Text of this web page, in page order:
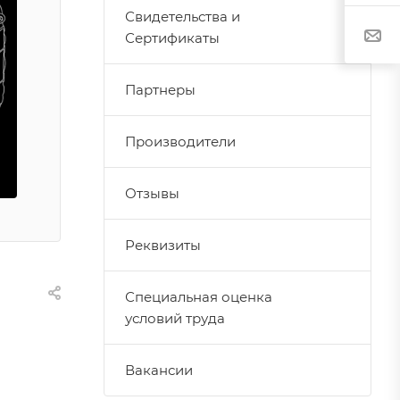
Свидетельства и
Сертификаты
Партнеры
Производители
Отзывы
Реквизиты
Специальная оценка
условий труда
Вакансии